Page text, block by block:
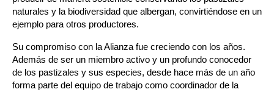
naturales y la biodiversidad que albergan, convirtiéndose en un
ejemplo para otros productores.
Su compromiso con la Alianza fue creciendo con los años.
Además de ser un miembro activo y un profundo conocedor
de los pastizales y sus especies, desde hace más de un año
forma parte del equipo de trabajo como coordinador de la